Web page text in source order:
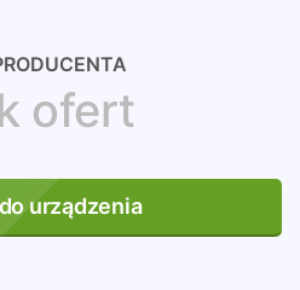
ofert
urządzenia